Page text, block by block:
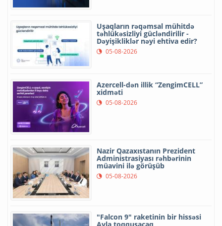
Uşaqların rəqəmsal mühitdə
təhlükəsizliyi gücləndirilir -
Dəyişikliklər nəyi ehtiva edir?
05-08-2026
Azercell-dən illik “ZengimCELL”
xidməti
05-08-2026
Nazir Qazaxıstanın Prezident
Administrasiyası rəhbərinin
müavini ilə görüşüb
05-08-2026
"Falcon 9" raketinin bir hissəsi